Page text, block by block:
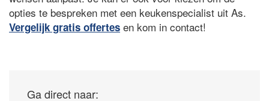
opties te bespreken met een keukenspecialist uit As.
Vergelijk gratis offertes en kom in contact!
Ga direct naar: